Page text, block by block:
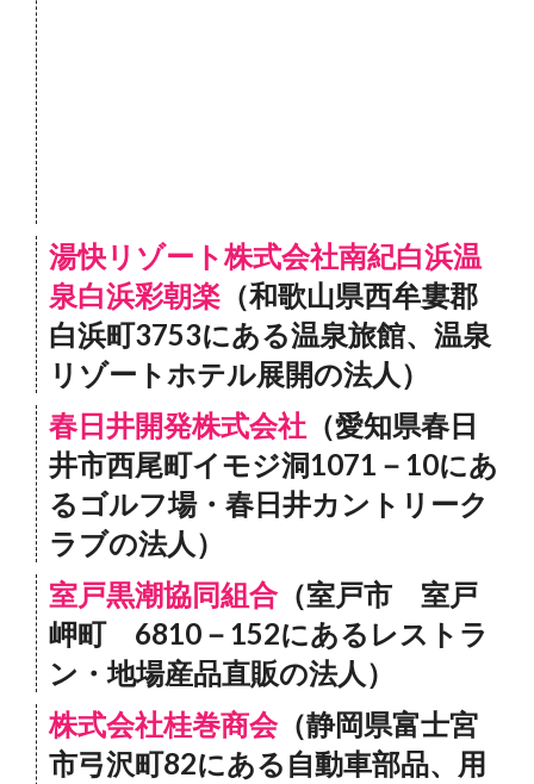
湯快リゾート株式会社南紀白浜温
泉白浜彩朝楽 （和歌山県西牟婁郡
白浜町3753にある温泉旅館、温泉
リゾートホテル展開の法人）
春日井開発株式会社 （愛知県春日
井市西尾町イモジ洞1071－10にあ
るゴルフ場・春日井カントリーク
ラブの法人）
室戸黒潮協同組合（室戸市 室戸
岬町 6810－152にあるレストラ
ン・地場産品直販の法人）
株式会社桂巻商会（静岡県富士宮
市弓沢町82にある自動車部品、用